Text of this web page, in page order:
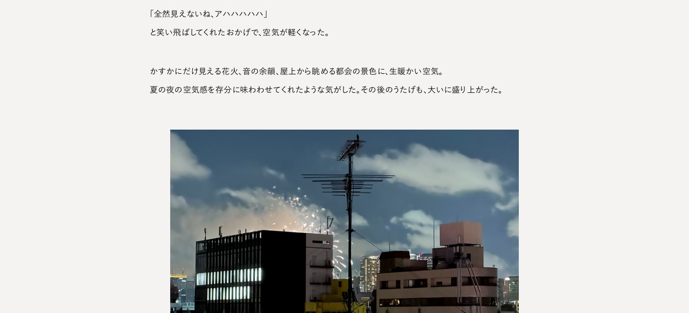
「全然見えないね、アハハハハハ」
と笑い飛ばしてくれたおかげで、空気が軽くなった。
かすかにだけ見える花火、音の余韻、屋上から眺める都会の景色に、生暖かい空気。
夏の夜の空気感を存分に味わわせてくれたような気がした。その後のうたげも、大いに盛り上がった。